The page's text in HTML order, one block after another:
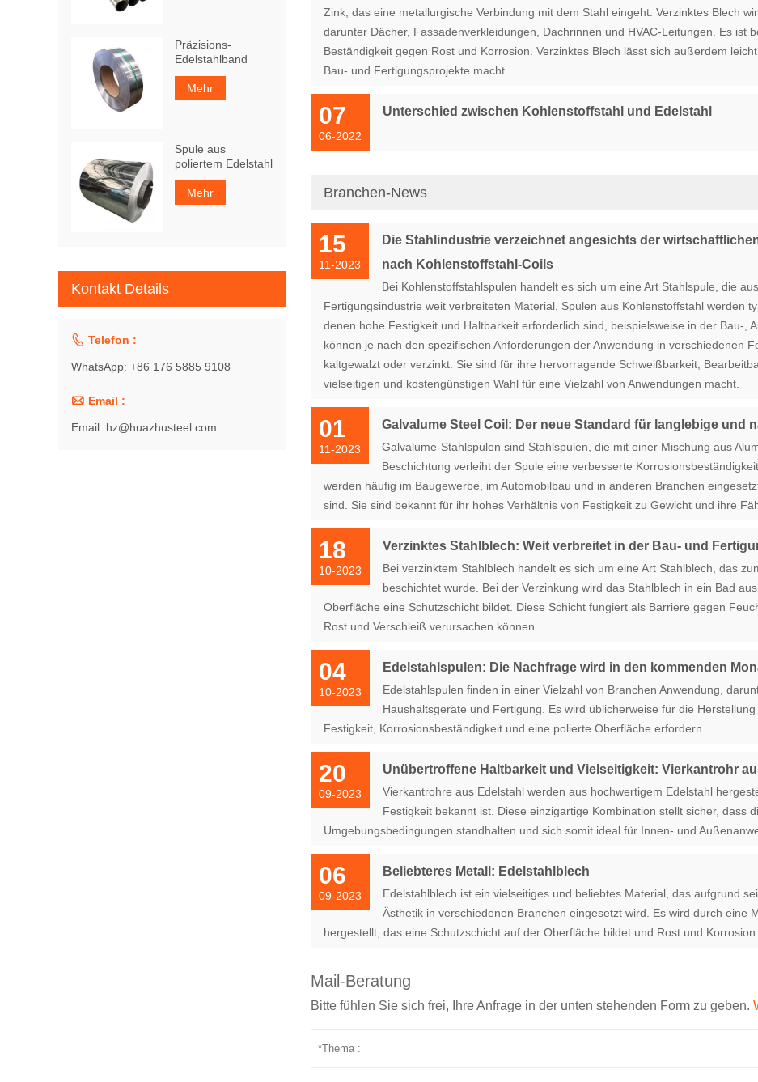
Zink, das eine metallurgische Verbindung mit dem Stahl eingeht. Verzinktes Blech
darunter Dächer, Fassadenverkleidungen, Dachrinnen und HVAC-Leitungen. Es ist
Beständigkeit gegen Rost und Korrosion. Verzinktes Blech lässt sich außerdem
Bau- und Fertigungsprojekte macht.
07
06-2022
Unterschied zwischen Kohlenstoffstahl und Edelstahl
Branchen-News
15
11-2023
Die Stahlindustrie verzeichnet angesichts der
nach Kohlenstoffstahl-Coils
Bei Kohlenstoffstahlspulen handelt es sich um eine Art Stahlspule, die
Fertigungsindustrie weit verbreiteten Material. Spulen aus Kohlenstoffstahl werden
denen hohe Festigkeit und Haltbarkeit erforderlich sind, beispielsweise in der Bau-,
können je nach den spezifischen Anforderungen der Anwendung in verschiedenen
kaltgewalzt oder verzinkt. Sie sind für ihre hervorragende Schweißbarkeit,
vielseitigen und kostengünstigen Wahl für eine Vielzahl von Anwendungen macht.
01
11-2023
Galvalume Steel Coil: Der neue Standard für langlebige und
Galvalume-Stahlspulen sind Stahlspulen, die mit einer Mischung aus
Beschichtung verleiht der Spule eine verbesserte
werden häufig im Baugewerbe, im Automobilbau und in anderen Branchen
sind. Sie sind bekannt für ihr hohes Verhältnis von Festigkeit zu Gewicht und ihre
18
10-2023
Verzinktes Stahlblech: Weit verbreitet in der Bau- und
Bei verzinktem Stahlblech handelt es sich um eine Art Stahlblech, das
beschichtet wurde. Bei der Verzinkung wird das Stahlblech in ein Bad
Oberfläche eine Schutzschicht bildet. Diese Schicht fungiert als Barriere gegen
Rost und Verschleiß verursachen können.
04
10-2023
Edelstahlspulen: Die Nachfrage wird in den kommenden
Edelstahlspulen finden in einer Vielzahl von Branchen Anwendung,
Haushaltsgeräte und Fertigung. Es wird üblicherweise für die
Festigkeit, Korrosionsbeständigkeit und eine polierte Oberfläche erfordern.
20
09-2023
Unübertroffene Haltbarkeit und Vielseitigkeit: Vierkantrohr
Vierkantrohre aus Edelstahl werden aus hochwertigem Edelstahl
Festigkeit bekannt ist. Diese einzigartige Kombination stellt sicher, dass
Umgebungsbedingungen standhalten und sich somit ideal für Innen- und
06
09-2023
Beliebteres Metall: Edelstahlblech
Edelstahlblech ist ein vielseitiges und beliebtes Material, das aufgrund
Ästhetik in verschiedenen Branchen eingesetzt wird. Es wird durch eine
hergestellt, das eine Schutzschicht auf der Oberfläche bildet und Rost und Korrosion
Mail-Beratung
Bitte fühlen Sie sich frei, Ihre Anfrage in der unten stehenden Form zu geben.
Präzisions-
Edelstahlband
Mehr
Spule aus
poliertem Edelstahl
Mehr
Kontakt Details
 Telefon :
WhatsApp: +86 176 5885 9108
 Email :
Email: hz@huazhusteel.com